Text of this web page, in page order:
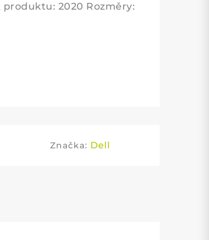
produktu: 2020 Rozměry:
Značka: Dell